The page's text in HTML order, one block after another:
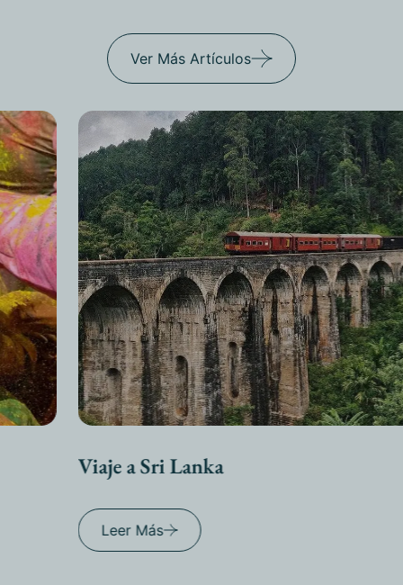
Ver Más Artículos
Viaje a Sri Lanka
Leer Más